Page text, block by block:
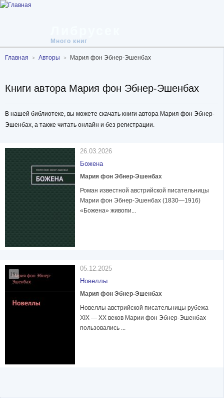
Много книг
Главная Авторы Мария фон Эбнер-Эшенбах
Книги автора Мария фон Эбнер-Эшенбах
В нашей библиотеке, вы можете скачать книги автора Мария фон Эбнер-
Эшенбах, а также читать онлайн и без регистрации.
26.03.2026
Божена
Мария фон Эбнер-Эшенбах
Роман известной австрийской писательницы
Марии фон Эбнер-Эшенбах (1830—1916)
«Божена» живопи...
05.12.2025
Новеллы
Мария фон Эбнер-Эшенбах
Новеллы австрийской писательницы рубежа
XIX — XX веков Марии фон Эбнер-Эшенбах
пользовались ...